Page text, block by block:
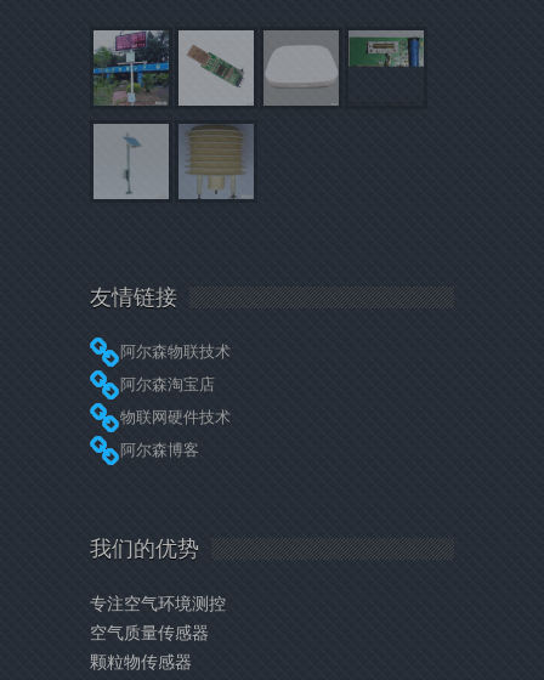
友情链接
阿尔森物联技术
阿尔森淘宝店
物联网硬件技术
阿尔森博客
我们的优势
专注空气环境测控
空气质量传感器
颗粒物传感器